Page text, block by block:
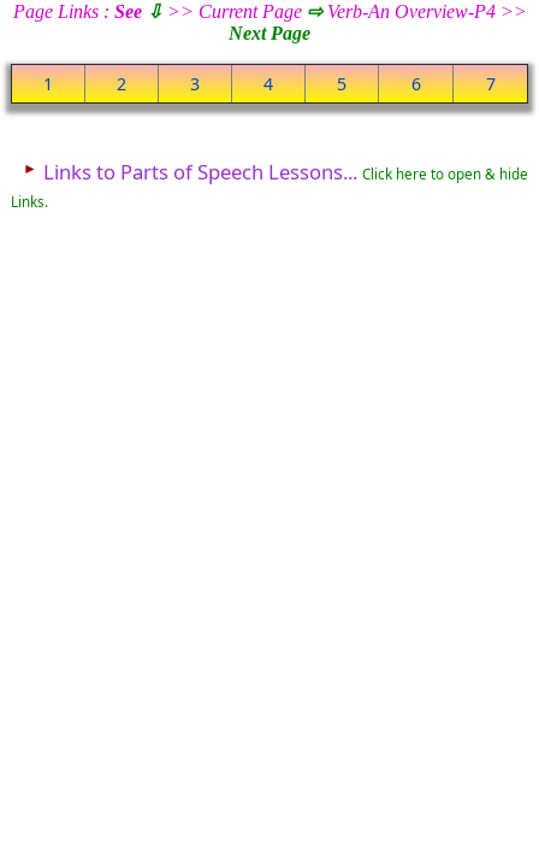
Page Links : See ⇩>> Current Page ⇨Verb-An Overview-P4 >>
Next Page
1 2 3 4 5 6 7
► Links to Parts of Speech Lessons... Click here to open & hide
Links.